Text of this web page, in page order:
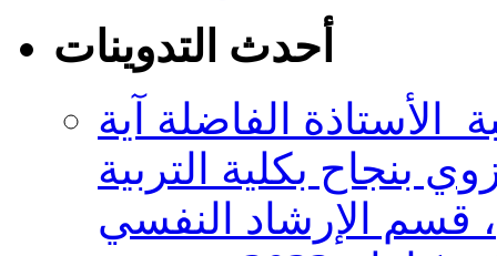
أحدث التدوينات
الأستاذة الفاضلة آية
بنجاح بكلية التربية